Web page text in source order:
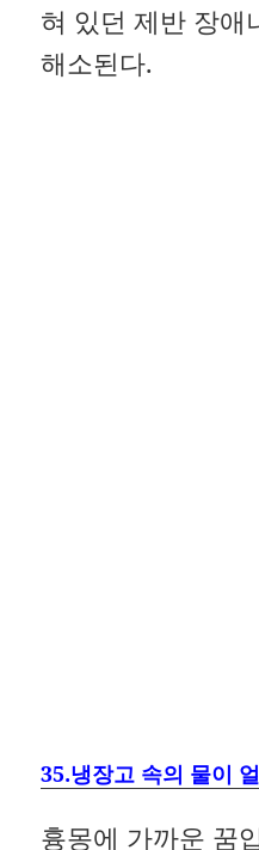
혀 있던 제반 장애
해소된다.
35.냉장고 속의 물이
흉몽에 가까운 꿈